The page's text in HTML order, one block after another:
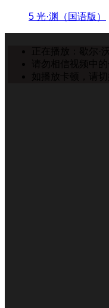
5 光·渊（国语版）
正在播放：歇尔·
请勿相信视频中的
如播放卡顿，请